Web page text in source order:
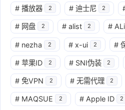
# 播放器 2 # 迪士尼 2
# 网盘 2 # alist 2 #
# nezha 2 # x-ui 2 #
# 苹果ID 2 # SNI伪装 2
# 免VPN 2 # 无需代理 2
# MAQSUE 2 # Apple ID 2